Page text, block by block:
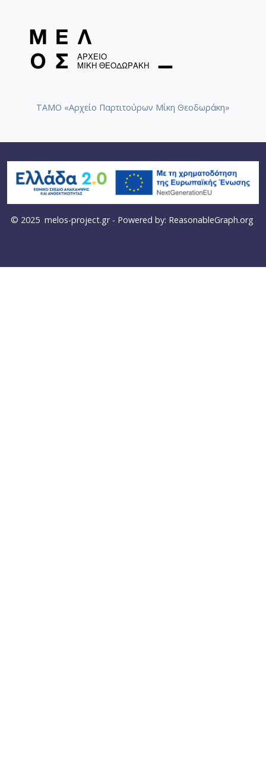
ΤΑΜΟ «Αρχείο Παρτιτούρων Μίκη Θεοδωράκη»
© 2025 melos-project.gr- Powered by: ReasonableGraph.org